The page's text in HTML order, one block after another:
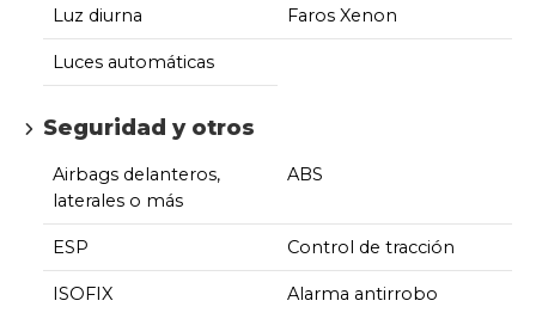
Luz diurna Faros Xenon
Luces automáticas
Seguridad y otros
Airbags delanteros,
laterales o más
ABS
ESP Control de tracción
ISOFIX Alarma antirrobo